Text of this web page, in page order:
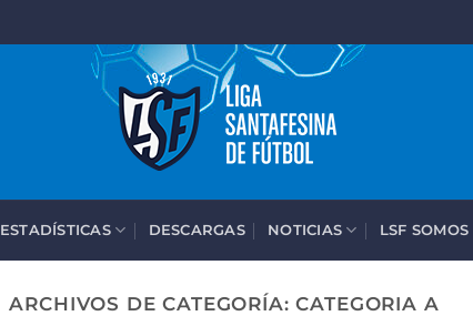
ESTADÍSTICAS DESCARGAS NOTICIAS LSF
ARCHIVOS DE CATEGORÍA:CATEGORIA A